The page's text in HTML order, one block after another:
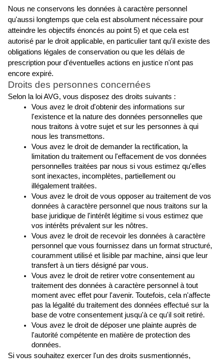
Nous ne conservons les données à caractère personnel
qu'aussi longtemps que cela est absolument nécessaire pour
atteindre les objectifs énoncés au point 5) et que cela est
autorisé par le droit applicable, en particulier tant qu'il existe des
obligations légales de conservation ou que les délais de
prescription pour d'éventuelles actions en justice n'ont pas
encore expiré.
Droits des personnes concernées
Selon la loi AVG, vous disposez des droits suivants :
Vous avez le droit d'obtenir des informations sur
l'existence et la nature des données personnelles que
nous traitons à votre sujet et sur les personnes à qui
nous les transmettons.
Vous avez le droit de demander la rectification, la
limitation du traitement ou l'effacement de vos données
personnelles traitées par nous si vous estimez qu'elles
sont inexactes, incomplètes, partiellement ou
illégalement traitées.
Vous avez le droit de vous opposer au traitement de vos
données à caractère personnel que nous traitons sur la
base juridique de l'intérêt légitime si vous estimez que
vos intérêts prévalent sur les nôtres.
Vous avez le droit de recevoir les données à caractère
personnel que vous fournissez dans un format structuré,
couramment utilisé et lisible par machine, ainsi que leur
transfert à un tiers désigné par vous.
Vous avez le droit de retirer votre consentement au
traitement des données à caractère personnel à tout
moment avec effet pour l'avenir. Toutefois, cela n'affecte
pas la légalité du traitement des données effectué sur la
base de votre consentement jusqu'à ce qu'il soit retiré.
Vous avez le droit de déposer une plainte auprès de
l'autorité compétente en matière de protection des
données.
Si vous souhaitez exercer l'un des droits susmentionnés,